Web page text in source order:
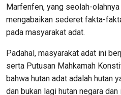
Marfenfen, yang seolah-
mengabaikan sederet fakta-
pada masyarakat adat.
Padahal, masyarakat adat ini
serta Putusan Mahkamah
bahwa hutan adat adalah hutan
dan bukan lagi hutan negara